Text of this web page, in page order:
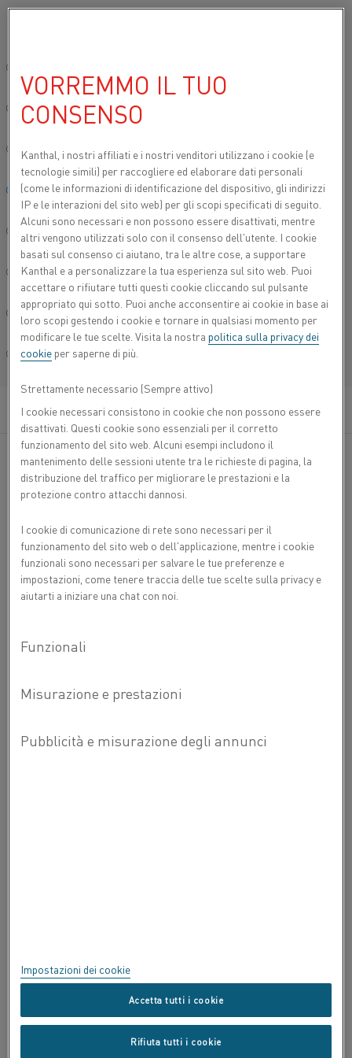
简体中文/Chinese
Deutsch/German
Italiano/Italian
日本語/Japanese
Português/Portuguese
Español/Spanish
Français/French
CONTATTO PER LE VENDITE LOCALI IN INDIA
CONTATTO PER LE VENDITE
LOCALI IN INDIA
HEATING MATERIAL
HEATING SYSTEMS
Kanthal®
Kanthal® è un marchio leader a livello mondiale nel
settore dei prodotti e servizi altamente ingegnerizzati
nell'ambito della tecnologia di riscaldo industriale e dei
INFORMAZIONI SU KANTHAL
INFORMAZIONI SU KANTHAL
CONTATTACI
INFORMAZIONI SU ALLEIMA
INFORMAZIONI SU ALLEIMA
Marchi commerciali
Copyright © Kanthal AB; (publ) SE-734 27 Hallstahammar, Svezia Tel
VORREMMO IL TUO
CONSENSO
Kanthal, i nostri affiliati e i nostri venditori utilizzano i cookie (e
tecnologie simili) per raccogliere ed elaborare dati personali
(come le informazioni di identificazione del dispositivo, gli indirizzi
IP e le interazioni del sito web) per gli scopi specificati di seguito.
Alcuni sono necessari e non possono essere disattivati, mentre
altri vengono utilizzati solo con il consenso dell'utente. I cookie
basati sul consenso ci aiutano, tra le altre cose, a supportare
Kanthal e a personalizzare la tua esperienza sul sito web. Puoi
accettare o rifiutare tutti questi cookie cliccando sul pulsante
appropriato qui sotto. Puoi anche acconsentire ai cookie in base ai
loro scopi gestendo i cookie e tornare in qualsiasi momento per
modificare le tue scelte. Visita la nostra politica sulla privacy dei
cookie per saperne di più.
Strettamente necessario (Sempre attivo)
I cookie necessari consistono in cookie che non possono essere
disattivati. Questi cookie sono essenziali per il corretto
funzionamento del sito web. Alcuni esempi includono il
mantenimento delle sessioni utente tra le richieste di pagina, la
distribuzione del traffico per migliorare le prestazioni e la
protezione contro attacchi dannosi.
I cookie di comunicazione di rete sono necessari per il
funzionamento del sito web o dell'applicazione, mentre i cookie
funzionali sono necessari per salvare le tue preferenze e
impostazioni, come tenere traccia delle tue scelte sulla privacy e
aiutarti a iniziare una chat con noi.
Impostazioni dei cookie
Rifiuta tutti i cookie
Accetta tutti i cookie